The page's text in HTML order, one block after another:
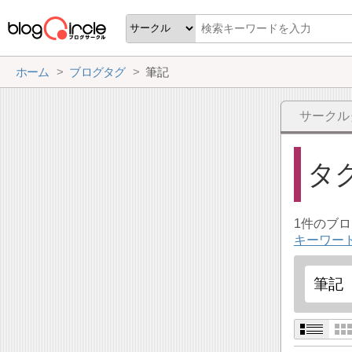
ホーム ブログタグ 筆記
サーク
タ
1件のブ
キーワー